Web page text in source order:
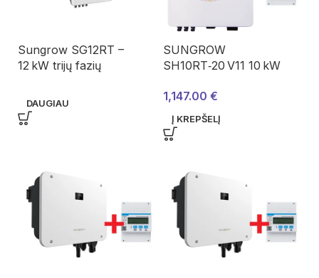
Sungrow SG12RT –
12 kW trijų fazių
DAUGIAU
SUNGROW
SH10RT‑20 V11 10 kW
komplektas
1,147.00 €
Į KREPŠELĮ